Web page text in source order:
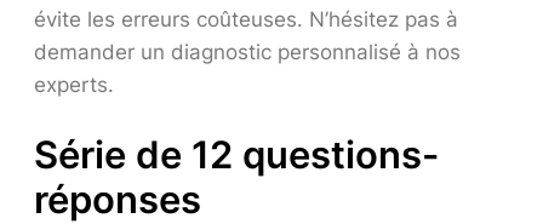
évite les erreurs coûteuses. N’hésitez pas à
demander un diagnostic personnalisé à nos
experts.
Série de 12 questions-
réponses